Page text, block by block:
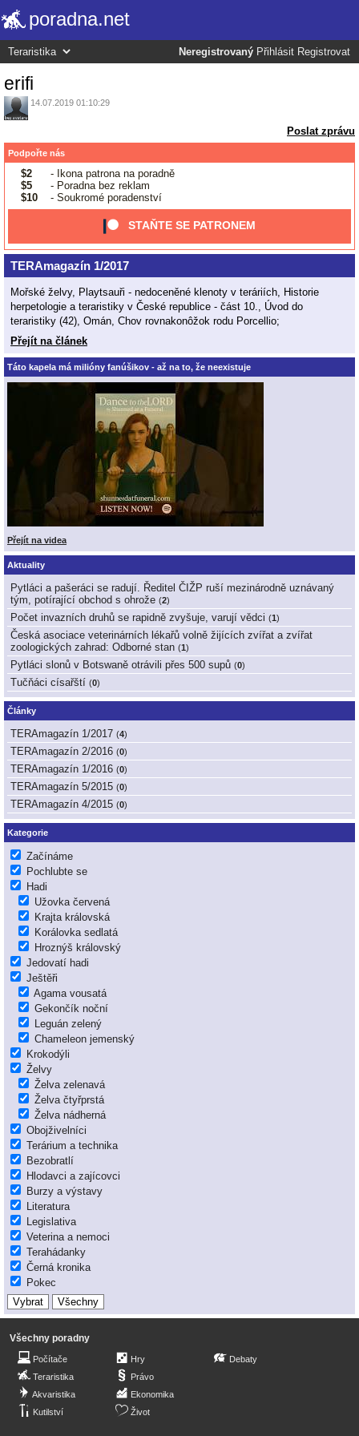
poradna.net
Neregistrovaný Přihlásit Registrovat
erifi
14.07.2019 01:10:29
Poslat zprávu
Podpořte nás
$2
- Ikona patrona na poradně
$5
- Poradna bez reklam
$10
- Soukromé poradenství
STAŇTE SE PATRONEM
TERAmagazín 1/2017
Mořské želvy, Playtsauři - nedoceněné klenoty v teráriích, Historie
herpetologie a teraristiky v České republice - část 10., Úvod do
teraristiky (42), Omán, Chov rovnakonôžok rodu Porcellio;
Přejít na článek
Táto kapela má milióny fanúšikov - až na to, že neexistuje
Přejít na videa
Aktuality
Pytláci a pašeráci se radují. Ředitel ČIŽP ruší mezinárodně uznávaný
tým, potírající obchod s ohrože (2)
Počet invazních druhů se rapidně zvyšuje, varují vědci (1)
Česká asociace veterinárních lékařů volně žijících zvířat a zvířat
zoologických zahrad: Odborné stan (1)
Pytláci slonů v Botswaně otrávili přes 500 supů (0)
Tučňáci císařští (0)
Články
TERAmagazín 1/2017 (4)
TERAmagazín 2/2016 (0)
TERAmagazín 1/2016 (0)
TERAmagazín 5/2015 (0)
TERAmagazín 4/2015 (0)
Kategorie
Začínáme
Pochlubte se
Hadi
Užovka červená
Krajta královská
Korálovka sedlatá
Hroznýš královský
Jedovatí hadi
Ještěři
Agama vousatá
Gekončík noční
Leguán zelený
Chameleon jemenský
Krokodýli
Želvy
Želva zelenavá
Želva čtyřprstá
Želva nádherná
Obojživelníci
Terárium a technika
Bezobratlí
Hlodavci a zajícovci
Burzy a výstavy
Literatura
Legislativa
Veterina a nemoci
Terahádanky
Černá kronika
Pokec
Všechny poradny
Počítače
Teraristika
Akvaristika
Kutilství
Hry
Právo
Ekonomika
Život
Debaty